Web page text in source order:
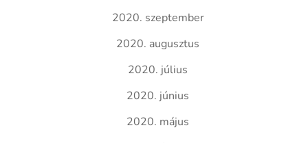
2020. szeptember
2020. augusztus
2020. július
2020. június
2020. május